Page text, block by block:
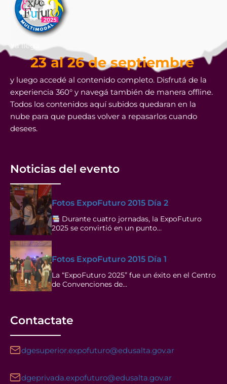
Ya llega
23 al 26 de septiembre
y luego accedé al contenido completo. Disfrutá de la
experiencia 360° y navegá también de manera offline.
Todos los contenidos aquí subidos quedaran en la
nube para que puedas volver a repasarlos cuando
desees.
Noticias del evento
Fotos ExpoFuturo 2015 Día 2
Durante cuatro jornadas, la ExpoFuturo
2025 se convirtió en un punto…
Fotos ExpoFuturo 2015 Día 1
La “ExpoFuturo 2025” fue un éxito en el Centro
de Convenciones de…
Contactate
dgesuperior.expofuturo@edusalta.gov.ar
dgeprivada.expofuturo@edusalta.gov.ar